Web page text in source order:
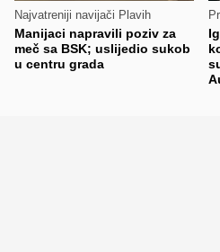
Najvatreniji navijači Plavih
Manijaci napravili poziv za
meč sa BSK; uslijedio sukob
u centru grada